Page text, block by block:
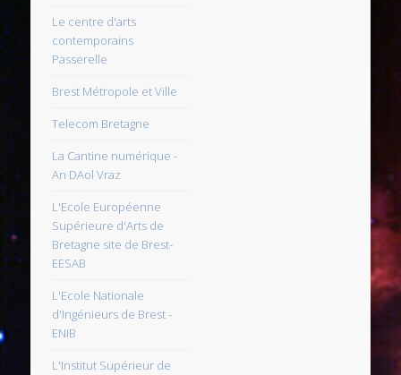
Le centre d'arts
contemporains
Passerelle
Brest Métropole et Ville
Telecom Bretagne
La Cantine numérique -
An DAol Vraz
L'Ecole Européenne
Supérieure d'Arts de
Bretagne site de Brest-
EESAB
L'Ecole Nationale
d'Ingénieurs de Brest -
ENIB
L'Institut Supérieur de